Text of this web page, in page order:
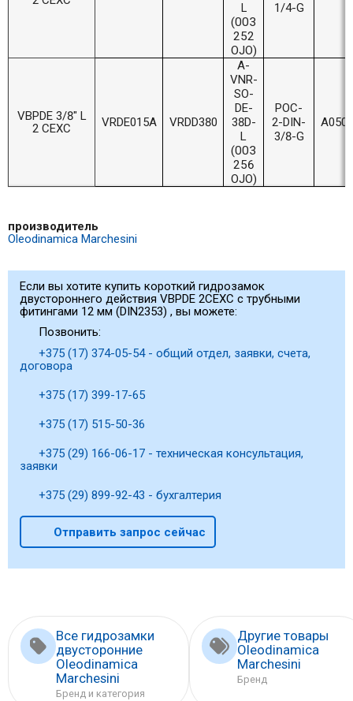
L
(003
252
OJO)
1/4-G
VBPDE 3/8" L
2 CEXC
VRDE015A VRDD380
A-
VNR-
SO-
DE-
38D-
L
(003
256
OJO)
POC-
2-DIN-
3/8-G
производитель
Oleodinamica Marchesini
Если вы хотите купить короткий гидрозамок
двустороннего действия VBPDE 2CEXC с трубными
фитингами 12 мм (DIN2353) , вы можете:
Позвонить:
+375 (17) 374-05-54 - общий отдел, заявки, счета,
договора
+375 (17) 399-17-65
+375 (17) 515-50-36
+375 (29) 166-06-17 - техническая консультация,
заявки
+375 (29) 899-92-43 - бухгалтерия
Отправить запрос сейчас
Все гидрозамки
двусторонние
Oleodinamica
Marchesini
Бренд и категория
Другие товары
Oleodinamica
Marchesini
Бренд